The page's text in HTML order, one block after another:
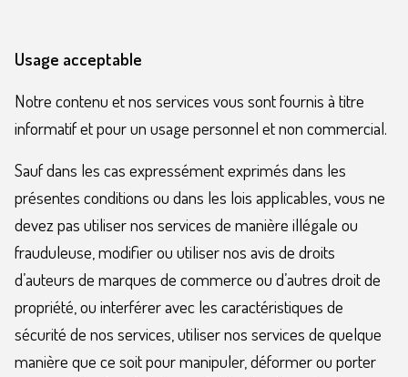
Usage acceptable
Notre contenu et nos services vous sont fournis à titre
informatif et pour un usage personnel et non commercial.
Sauf dans les cas expressément exprimés dans les
présentes conditions ou dans les lois applicables, vous ne
devez pas utiliser nos services de manière illégale ou
frauduleuse, modifier ou utiliser nos avis de droits
d’auteurs de marques de commerce ou d’autres droit de
propriété, ou interférer avec les caractéristiques de
sécurité de nos services, utiliser nos services de quelque
manière que ce soit pour manipuler, déformer ou porter